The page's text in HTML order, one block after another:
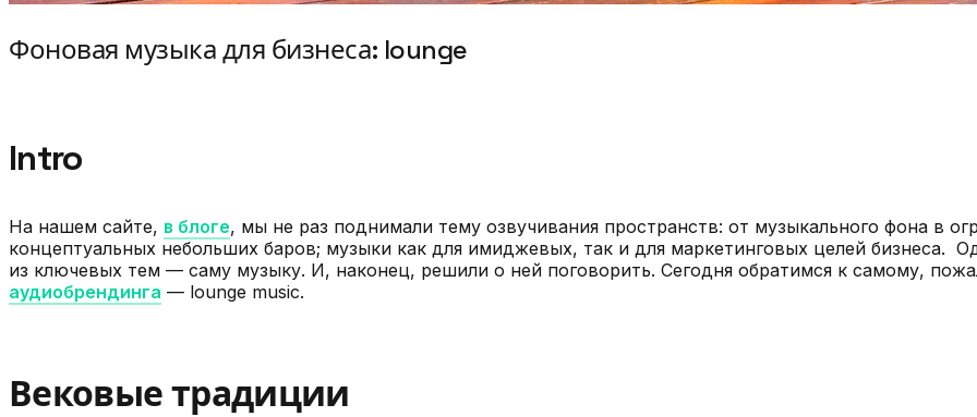
Фоновая музыка для бизнеса: lounge
Intro
На нашем сайте, в блоге, мы не раз поднимали тему озвучивания пространств: от музыкального фона в
концептуальных небольших баров; музыки как для имиджевых, так и для маркетинговых целей бизнеса.
из ключевых тем — саму музыку. И, наконец, решили о ней поговорить. Сегодня обратимся к самому,
аудиобрендинга — lounge music.
Вековые традиции